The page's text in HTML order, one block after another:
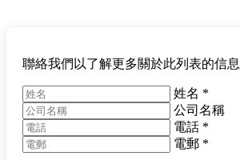
聯絡我們以了解更多關於此列表的信息
姓名 *
公司名稱
電話 *
電郵 *